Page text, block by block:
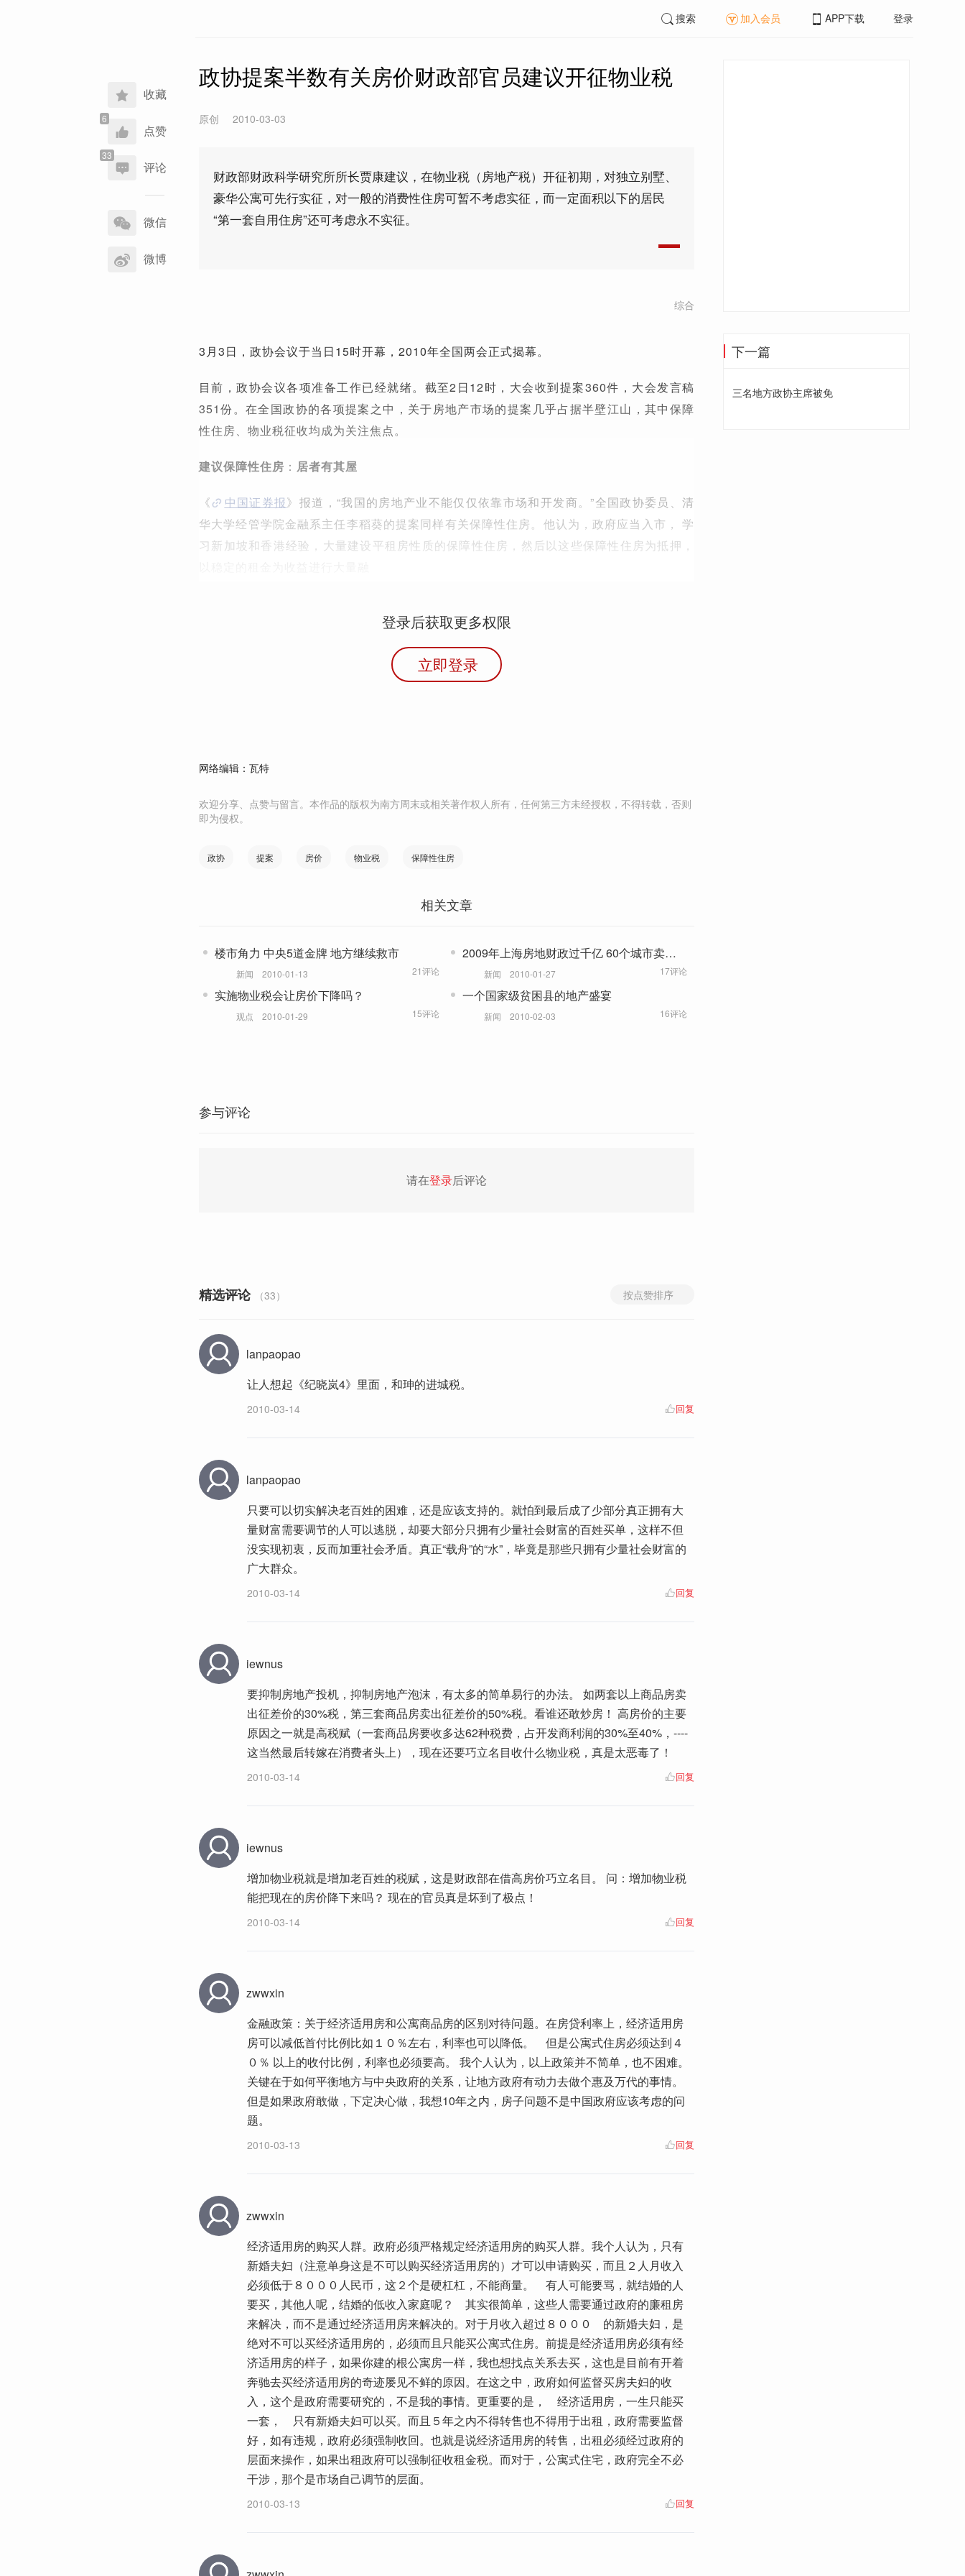
收藏
点赞
评论
享
到
微信
微博
搜索 加入会员 APP下载 登录
政协提案半数有关房价财政部官员建议开征物业税
原创 2010-03-03
财政部财政科学研究所所长贾康建议，在物业税（房地产税）开征初期，对独立别墅、
豪华公寓可先行实征，对一般的消费性住房可暂不考虑实征，而一定面积以下的居民
“第一套自用住房”还可考虑永不实征。
综合
3月3日，政协会议于当日15时开幕，2010年全国两会正式揭幕。
目前，政协会议各项准备工作已经就绪。截至2日12时，大会收到提案360件，大会发言稿
351份。在全国政协的各项提案之中，关于房地产市场的提案几乎占据半壁江山，其中保障
性住房、物业税征收均成为关注焦点。
建议保障性住房 ： 居者有其屋
《 中国证券报》报道，“我国的房地产业不能仅仅依靠市场和开发商。”全国政协委员、清
华大学经管学院金融系主任李稻葵的提案同样有关保障性住房。他认为，政府应当入市， 学
习新加坡和香港经验，大量建设平租房性质的保障性住房，然后以这些保障性住房为抵押，
登录后获取更多权限
立即登录
网络编辑：瓦特
欢迎分享、点赞与留言。本作品的版权为南方周末或相关著作权人所有，任何第三方未经授权，不得转载，否则
即为侵权。
政协 提案 房价 物业税 保障性住房
相关文章
楼市角力 中央5道金牌 地方继续救市
新闻 2010-01-13 21评论
2009年上海房地财政过千亿 60个城市卖地
收入增一倍
新闻 2010-01-27 17评论
实施物业税会让房价下降吗？
观点 2010-01-29 15评论
一个国家级贫困县的地产盛宴
新闻 2010-02-03 16评论
参与评论
请在登录后评论
精选评论 （33） 按点赞排序
lanpaopao
让人想起《纪晓岚4》里面，和珅的进城税。
2010-03-14 回复
lanpaopao
只要可以切实解决老百姓的困难，还是应该支持的。就怕到最后成了少部分真正拥有大
量财富需要调节的人可以逃脱，却要大部分只拥有少量社会财富的百姓买单，这样不但
没实现初衷，反而加重社会矛盾。真正“载舟”的“水”，毕竟是那些只拥有少量社会财富的
广大群众。
2010-03-14 回复
iewnus
要抑制房地产投机，抑制房地产泡沫，有太多的简单易行的办法。 如两套以上商品房卖
出征差价的30%税，第三套商品房卖出征差价的50%税。看谁还敢炒房！ 高房价的主要
原因之一就是高税赋（一套商品房要收多达62种税费，占开发商利润的30%至40%，----
这当然最后转嫁在消费者头上），现在还要巧立名目收什么物业税，真是太恶毒了！
2010-03-14 回复
iewnus
增加物业税就是增加老百姓的税赋，这是财政部在借高房价巧立名目。 问：增加物业税
能把现在的房价降下来吗？ 现在的官员真是坏到了极点！
2010-03-14 回复
zwwxin
金融政策：关于经济适用房和公寓商品房的区别对待问题。在房贷利率上，经济适用房
房可以减低首付比例比如１０％左右，利率也可以降低。 但是公寓式住房必须达到４
０％ 以上的收付比例，利率也必须要高。 我个人认为，以上政策并不简单，也不困难。
关键在于如何平衡地方与中央政府的关系，让地方政府有动力去做个惠及万代的事情。
但是如果政府敢做，下定决心做，我想10年之内，房子问题不是中国政府应该考虑的问
题。
2010-03-13 回复
zwwxin
经济适用房的购买人群。政府必须严格规定经济适用房的购买人群。我个人认为，只有
新婚夫妇（注意单身这是不可以购买经济适用房的）才可以申请购买，而且２人月收入
必须低于８０００人民币，这２个是硬杠杠，不能商量。 有人可能要骂，就结婚的人
要买，其他人呢，结婚的低收入家庭呢？ 其实很简单，这些人需要通过政府的廉租房
来解决，而不是通过经济适用房来解决的。对于月收入超过８０００ 的新婚夫妇，是
绝对不可以买经济适用房的，必须而且只能买公寓式住房。前提是经济适用房必须有经
济适用房的样子，如果你建的根公寓房一样，我也想找点关系去买，这也是目前有开着
奔驰去买经济适用房的奇迹屡见不鲜的原因。在这之中，政府如何监督买房夫妇的收
入，这个是政府需要研究的，不是我的事情。更重要的是， 经济适用房，一生只能买
一套， 只有新婚夫妇可以买。而且５年之内不得转售也不得用于出租，政府需要监督
好，如有违规，政府必须强制收回。也就是说经济适用房的转售，出租必须经过政府的
层面来操作，如果出租政府可以强制征收租金税。而对于，公寓式住宅，政府完全不必
干涉，那个是市场自己调节的层面。
2010-03-13 回复
下一篇
三名地方政协主席被免